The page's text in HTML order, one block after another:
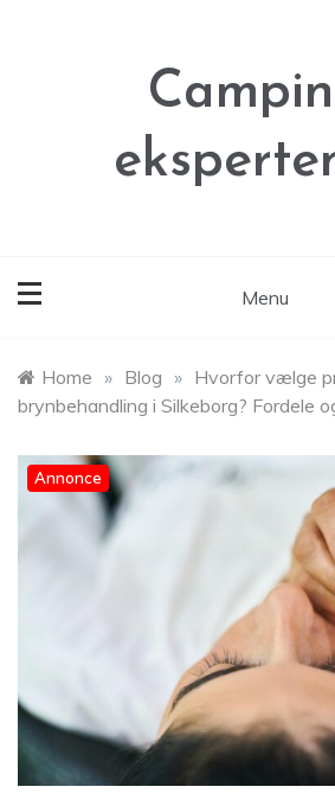
Menu
Home » Blog » Hvorfor vælge
brynbehandling i Silkeborg? Fordele
Annonce